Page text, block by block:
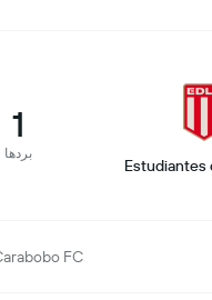
Estudiantes
1
بردها
FC